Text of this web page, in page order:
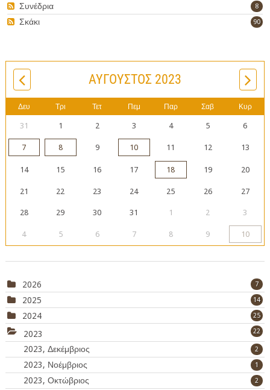
8
Συνέδρια
90
Σκάκι
ΑΎΓΟΥΣΤΟΣ 2023
Δευ Τρι Τετ Πεμ Παρ Σαβ Κυρ
31 1 2 3 4 5 6
7 8 9 10 11 12 13
14 15 16 17 18 19 20
21 22 23 24 25 26 27
28 29 30 31 1 2 3
4 5 6 7 8 9 10
2026 7
2025 14
2024 25
2023 22
2023, Δεκέμβριος 2
2023, Νοέμβριος 1
2023, Οκτώβριος 2